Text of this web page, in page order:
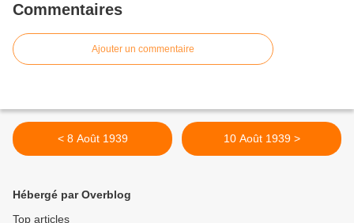
Commentaires
Ajouter un commentaire
< 8 Août 1939 10 Août 1939 >
Hébergé par Overblog
Top articles